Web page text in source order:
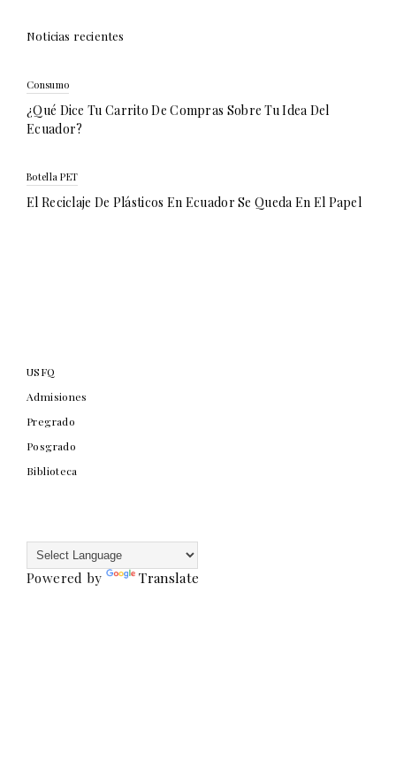
Noticias recientes
Consumo
¿Qué Dice Tu Carrito De Compras Sobre Tu Idea Del
Ecuador?
Botella PET
El Reciclaje De Plásticos En Ecuador Se Queda En El Papel
USFQ
Admisiones
Pregrado
Posgrado
Biblioteca
Powered by Translate